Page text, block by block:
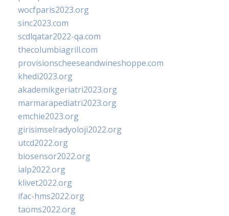
wocfparis2023.org
sinc2023.com
scdlqatar2022-qa.com
thecolumbiagrill.com
provisionscheeseandwineshoppe.com
khedi2023.org
akademikgeriatri2023.org
marmarapediatri2023.org
emchie2023.org
girisimselradyoloji2022.org
utcd2022.org
biosensor2022.org
ialp2022.org
klivet2022.org
ifac-hms2022.org
taoms2022.org